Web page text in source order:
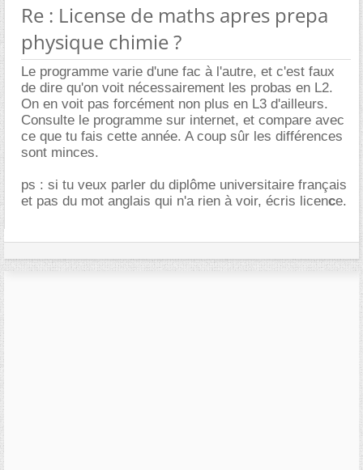
Re : License de maths apres prepa
physique chimie ?
Le programme varie d'une fac à l'autre, et c'est faux
de dire qu'on voit nécessairement les probas en L2.
On en voit pas forcément non plus en L3 d'ailleurs.
Consulte le programme sur internet, et compare avec
ce que tu fais cette année. A coup sûr les différences
sont minces.
ps : si tu veux parler du diplôme universitaire français
et pas du mot anglais qui n'a rien à voir, écris licence.